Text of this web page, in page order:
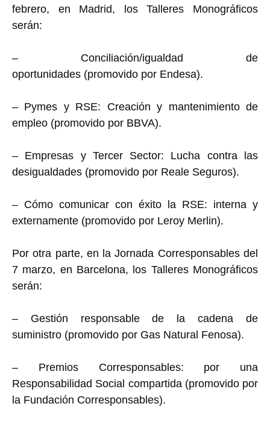
febrero, en Madrid, los Talleres Monográficos
serán:
– Conciliación/igualdad de
oportunidades (promovido por Endesa).
– Pymes y RSE: Creación y mantenimiento de
empleo (promovido por BBVA).
– Empresas y Tercer Sector: Lucha contra las
desigualdades (promovido por Reale Seguros).
– Cómo comunicar con éxito la RSE: interna y
externamente (promovido por Leroy Merlin).
Por otra parte, en la Jornada Corresponsables del
7 marzo, en Barcelona, los Talleres Monográficos
serán:
– Gestión responsable de la cadena de
suministro (promovido por Gas Natural Fenosa).
– Premios Corresponsables: por una
Responsabilidad Social compartida (promovido por
la Fundación Corresponsables).